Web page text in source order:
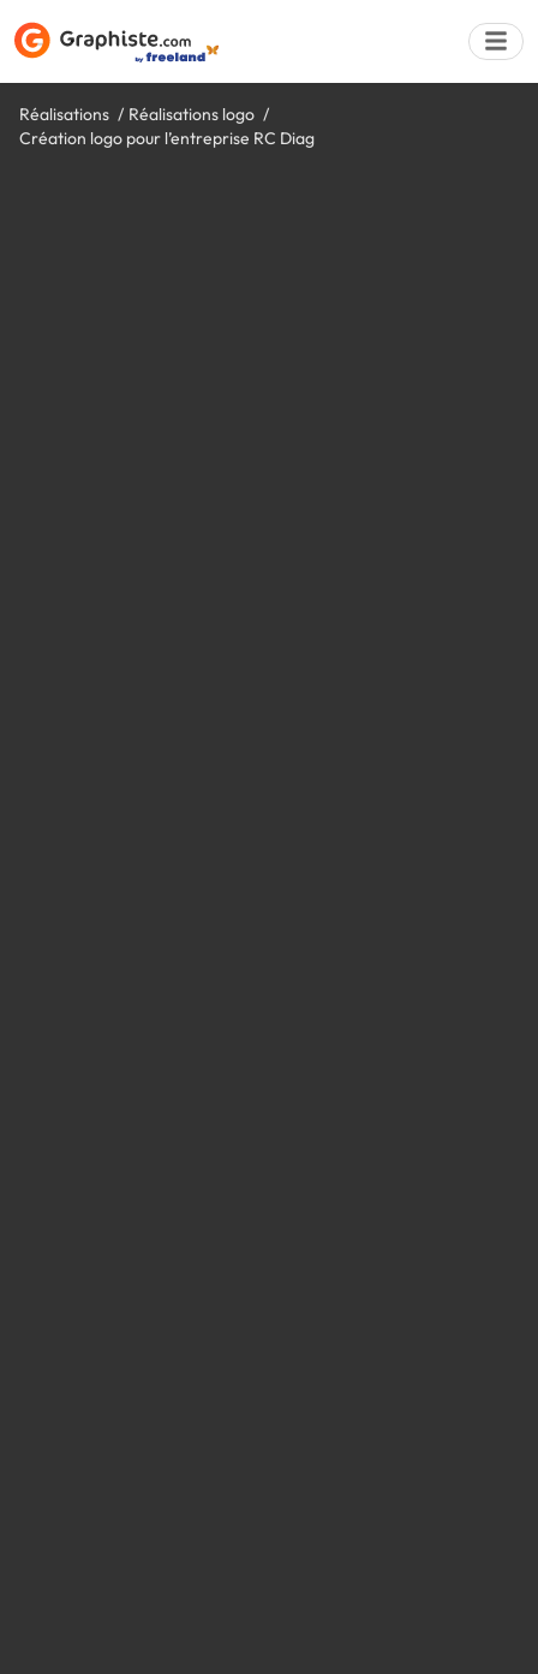
Réalisations
Réalisations logo
Création logo pour l’entreprise RC Diag